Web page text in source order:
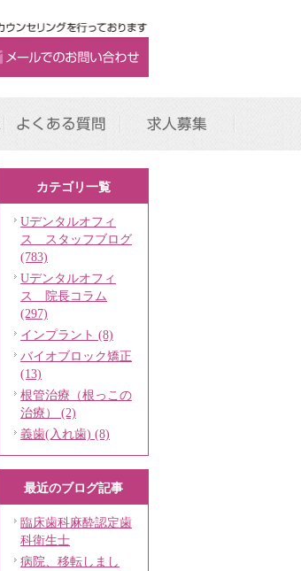
よくある質問 求人募集
カテゴリ一覧
Uデンタルオフィ
ス スタッフブログ
(783)
Uデンタルオフィ
ス 院長コラム
(297)
インプラント (8)
バイオブロック矯正
(13)
根管治療（根っこの
治療） (2)
義歯(入れ歯) (8)
最近のブログ記事
臨床歯科麻酔認定歯
科衛生士
病院、移転しまし